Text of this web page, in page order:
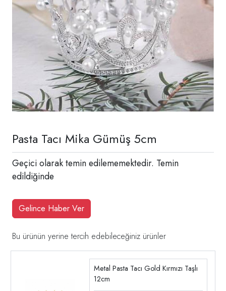
Pasta Tacı Mika Gümüş 5cm
Geçici olarak temin edilememektedir. Temin
edildiğinde
Gelince Haber Ver
Bu ürünün yerine tercih edebileceğiniz ürünler
Metal Pasta Tacı Gold Kırmızı Taşlı
12cm